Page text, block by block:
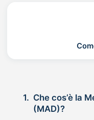
1. Che cos’è la Messa a
(MAD)?